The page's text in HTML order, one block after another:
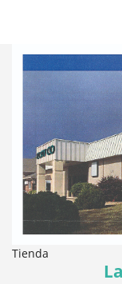
Tienda